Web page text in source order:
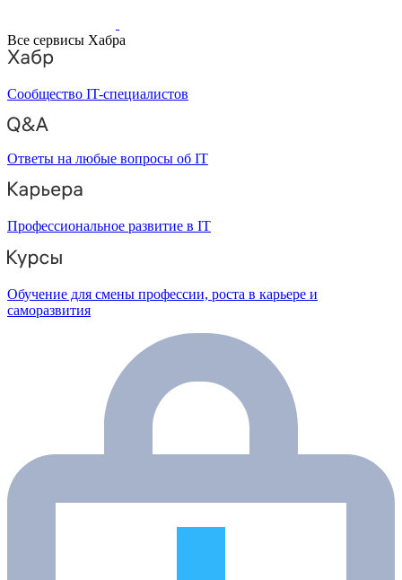
Все сервисы Хабра
Сообщество IT-специалистов
Ответы на любые вопросы об IT
Профессиональное развитие в IT
Обучение для смены профессии, роста в карьере и
саморазвития